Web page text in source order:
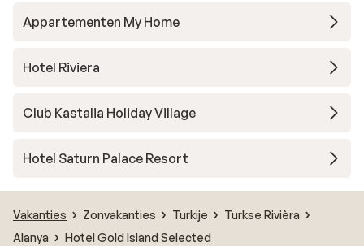
Appartementen My Home
Hotel Riviera
Club Kastalia Holiday Village
Hotel Saturn Palace Resort
Vakanties Zonvakanties Turkije
Turkse Rivièra
Alanya
Hotel Gold Island Selected